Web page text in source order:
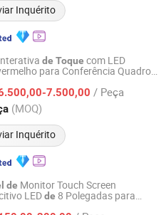
Inquérito
de Toque com LED
para Conferência Quadro
Quiosque Inteligente Ifp 110"
7.500,00 / Peça
(MOQ)
Inquérito
de Monitor Touch Screen
LEDde 8 Polegadas para
Co., Ltd.